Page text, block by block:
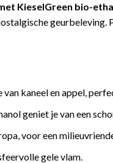
KieselGreen bio-
kaneel en appel,
geniet je van een
voor een
gele vlam.